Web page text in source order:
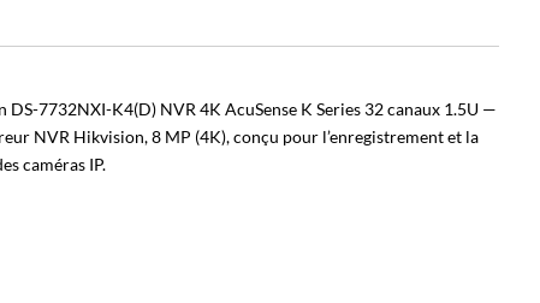
DS-7732NXI-K4(D) NVR 4K AcuSense K Series 32 canaux 1.5U —
NVR Hikvision, 8 MP (4K), conçu pour l’enregistrement et la
caméras IP.